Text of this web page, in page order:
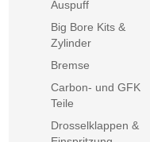
Auspuff
Big Bore Kits &
Zylinder
Bremse
Carbon- und GFK
Teile
Drosselklappen &